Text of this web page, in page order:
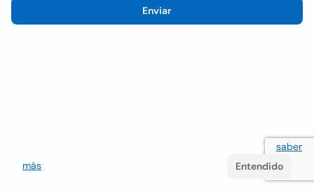
Enviar
Utilizamos cookies para mejorar la experiencia del usuario saber
más
Entendido